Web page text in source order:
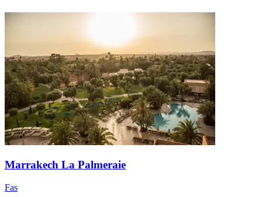
Marrakech La Palmeraie
Fas